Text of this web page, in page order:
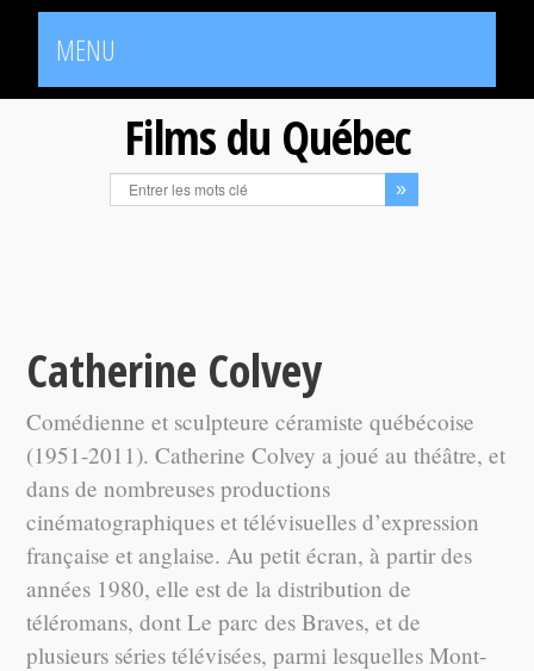
MENU
Films du Québec
Catherine Colvey
Comédienne et sculpteure céramiste québécoise
(1951-2011). Catherine Colvey a joué au théâtre, et
dans de nombreuses productions
cinématographiques et télévisuelles d’expression
française et anglaise. Au petit écran, à partir des
années 1980, elle est de la distribution de
téléromans, dont Le parc des Braves, et de
plusieurs séries télévisées, parmi lesquelles Mont-